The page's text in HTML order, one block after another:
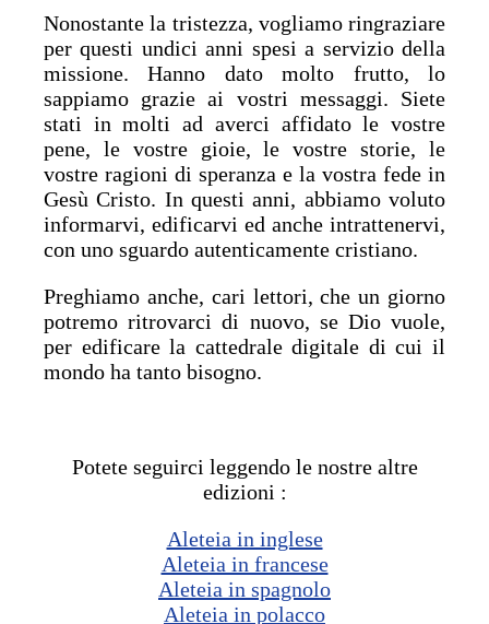
Nonostante la tristezza, vogliamo ringraziare
per questi undici anni spesi a servizio della
missione. Hanno dato molto frutto, lo
sappiamo grazie ai vostri messaggi. Siete
stati in molti ad averci affidato le vostre
pene, le vostre gioie, le vostre storie, le
vostre ragioni di speranza e la vostra fede in
Gesù Cristo. In questi anni, abbiamo voluto
informarvi, edificarvi ed anche intrattenervi,
con uno sguardo autenticamente cristiano.
Preghiamo anche, cari lettori, che un giorno
potremo ritrovarci di nuovo, se Dio vuole,
per edificare la cattedrale digitale di cui il
mondo ha tanto bisogno.
Potete seguirci leggendo le nostre altre
edizioni :
Aleteia in inglese
Aleteia in francese
Aleteia in spagnolo
Aleteia in polacco